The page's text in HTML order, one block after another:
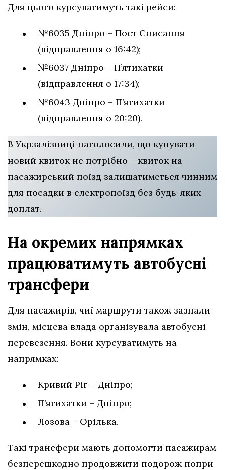
Для цього курсуватимуть такі рейси:
№6035 Дніпро – Пост Списання
(відправлення о 16:42);
№6037 Дніпро – П’ятихатки
(відправлення о 17:34);
№6043 Дніпро – П’ятихатки
(відправлення о 20:20).
В Укрзалізниці наголосили, що купувати
новий квиток не потрібно – квиток на
пасажирський поїзд залишатиметься чинним
для посадки в електропоїзд без будь-яких
доплат.
На окремих напрямках
працюватимуть автобусні
трансфери
Для пасажирів, чиї маршрути також зазнали
змін, місцева влада організувала автобусні
перевезення. Вони курсуватимуть на
напрямках:
Кривий Ріг – Дніпро;
П’ятихатки – Дніпро;
Лозова – Орілька.
Такі трансфери мають допомогти пасажирам
безперешкодно продовжити подорож попри